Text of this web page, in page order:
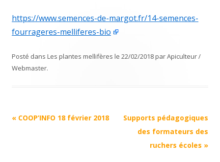
https://www.semences-de-margot.fr/14-semences-
fourrageres-melliferes-bio
Posté dans Les plantes mellifères le 22/02/2018parApiculteur /
Webmaster.
Navigation
« COOP’INFO 18 février 2018
Supports pédagogiques
des formateurs des
ruchers écoles »